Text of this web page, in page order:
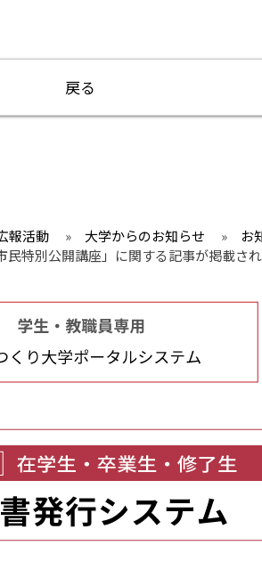
戻る
報活動 » 大学からのお知らせ » お
民特別公開講座」に関する記事が掲載さ